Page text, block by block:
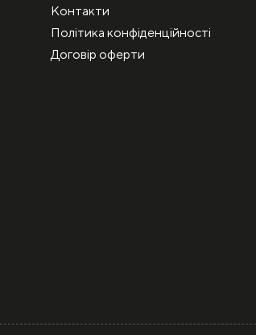
Контакти
Політика конфіденційності
Договір оферти